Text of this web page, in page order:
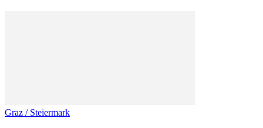
Graz / Steiermark